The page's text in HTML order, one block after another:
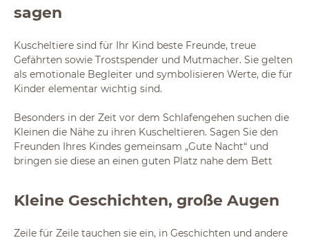
sagen
Kuscheltiere sind für Ihr Kind beste Freunde, treue
Gefährten sowie Trostspender und Mutmacher. Sie gelten
als emotionale Begleiter und symbolisieren Werte, die für
Kinder elementar wichtig sind.
Besonders in der Zeit vor dem Schlafengehen suchen die
Kleinen die Nähe zu ihren Kuscheltieren. Sagen Sie den
Freunden Ihres Kindes gemeinsam „Gute Nacht“ und
bringen sie diese an einen guten Platz nahe dem Bett
Kleine Geschichten, große Augen
Zeile für Zeile tauchen sie ein, in Geschichten und andere